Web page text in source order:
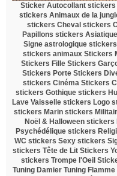
Sticker Autocollant stickers
stickers Animaux de la
stickers Cheval stickers
Papillons stickers Asiatique
Signe astrologique
stickers animaux Stickers
Stickers Fille Stickers
Stickers Porte Stickers
stickers Cinéma Stickers
stickers Gothique stickers
Lave Vaisselle stickers Logo
stickers Marin stickers
Noël & Halloween stickers
Psychédélique stickers
WC stickers Sexy stickers
stickers Tête de Lit Stickers
stickers Trompe l'Oeil
Tuning Damier Tuning Flamme